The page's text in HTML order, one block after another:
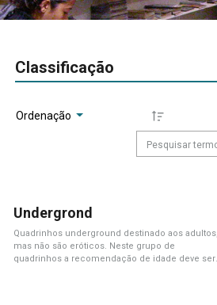
Classificação
Ordenação
Undergrond
Quadrinhos underground destinado aos adultos,
mas não são eróticos. Neste grupo de
quadrinhos a recomendação de idade deve ser